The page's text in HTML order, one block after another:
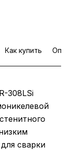
Как купить
308LSi
сварки